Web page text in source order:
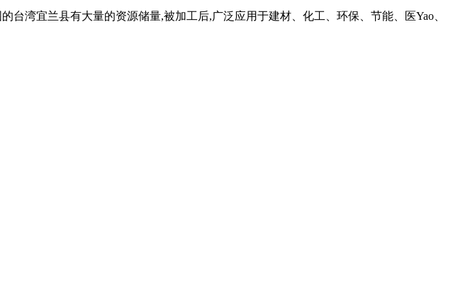
湾宜兰县有大量的资源储量,被加工后,广泛应用于建材、化工、环保、节能、医Yao、